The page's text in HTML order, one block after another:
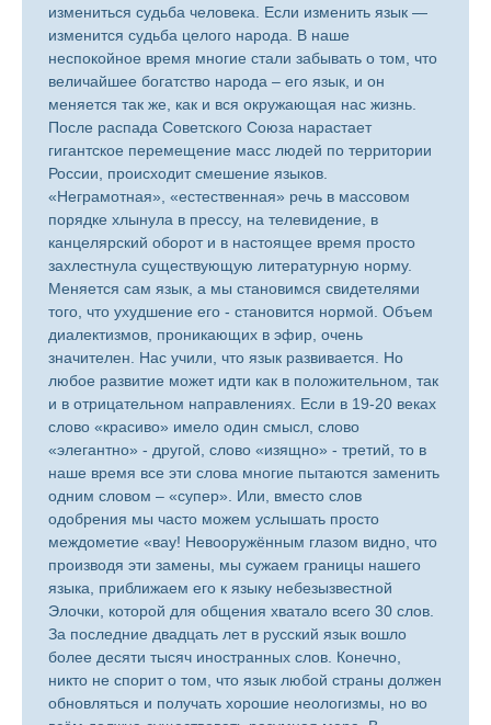
измениться судьба человека. Если изменить язык —
изменится судьба целого народа. В наше
неспокойное время многие стали забывать о том, что
величайшее богатство народа – его язык, и он
меняется так же, как и вся окружающая нас жизнь.
После распада Советского Союза нарастает
гигантское перемещение масс людей по территории
России, происходит смешение языков.
«Неграмотная», «естественная» речь в массовом
порядке хлынула в прессу, на телевидение, в
канцелярский оборот и в настоящее время просто
захлестнула существующую литературную норму.
Меняется сам язык, а мы становимся свидетелями
того, что ухудшение его - становится нормой. Объем
диалектизмов, проникающих в эфир, очень
значителен. Нас учили, что язык развивается. Но
любое развитие может идти как в положительном, так
и в отрицательном направлениях. Если в 19-20 веках
слово «красиво» имело один смысл, слово
«элегантно» - другой, слово «изящно» - третий, то в
наше время все эти слова многие пытаются заменить
одним словом – «супер». Или, вместо слов
одобрения мы часто можем услышать просто
междометие «вау! Невооружённым глазом видно, что
производя эти замены, мы сужаем границы нашего
языка, приближаем его к языку небезызвестной
Элочки, которой для общения хватало всего 30 слов.
За последние двадцать лет в русский язык вошло
более десяти тысяч иностранных слов. Конечно,
никто не спорит о том, что язык любой страны должен
обновляться и получать хорошие неологизмы, но во